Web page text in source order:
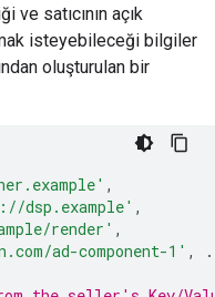
ve satıcının açık
isteyebileceği bilgiler
oluşturulan bir
,
dsp.example' ,
render' ,
ad-component-1' ,